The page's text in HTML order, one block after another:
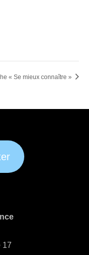
« Se mieux connaître »
17